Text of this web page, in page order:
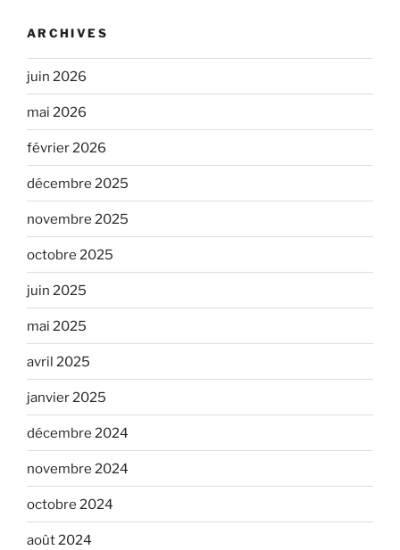
ARCHIVES
juin 2026
mai 2026
février 2026
décembre 2025
novembre 2025
octobre 2025
juin 2025
mai 2025
avril 2025
janvier 2025
décembre 2024
novembre 2024
octobre 2024
août 2024